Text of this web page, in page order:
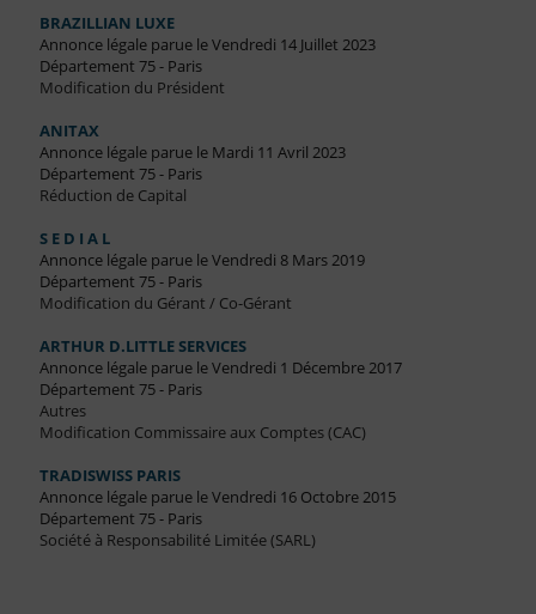
BRAZILLIAN LUXE
Annonce légale parue le Vendredi 14 Juillet 2023
Département 75 - Paris
Modification du Président
ANITAX
Annonce légale parue le Mardi 11 Avril 2023
Département 75 - Paris
Réduction de Capital
S E D I A L
Annonce légale parue le Vendredi 8 Mars 2019
Département 75 - Paris
Modification du Gérant / Co-Gérant
ARTHUR D.LITTLE SERVICES
Annonce légale parue le Vendredi 1 Décembre 2017
Département 75 - Paris
Autres
Modification Commissaire aux Comptes (CAC)
TRADISWISS PARIS
Annonce légale parue le Vendredi 16 Octobre 2015
Département 75 - Paris
Société à Responsabilité Limitée (SARL)